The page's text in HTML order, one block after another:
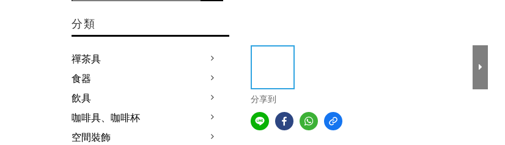
分類
禪茶具
食器
飲具
咖啡具、咖啡杯
空間裝飾
分享到